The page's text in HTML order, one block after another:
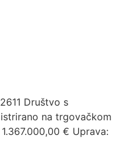
Društvo s
na trgovačkom
€ Uprava: